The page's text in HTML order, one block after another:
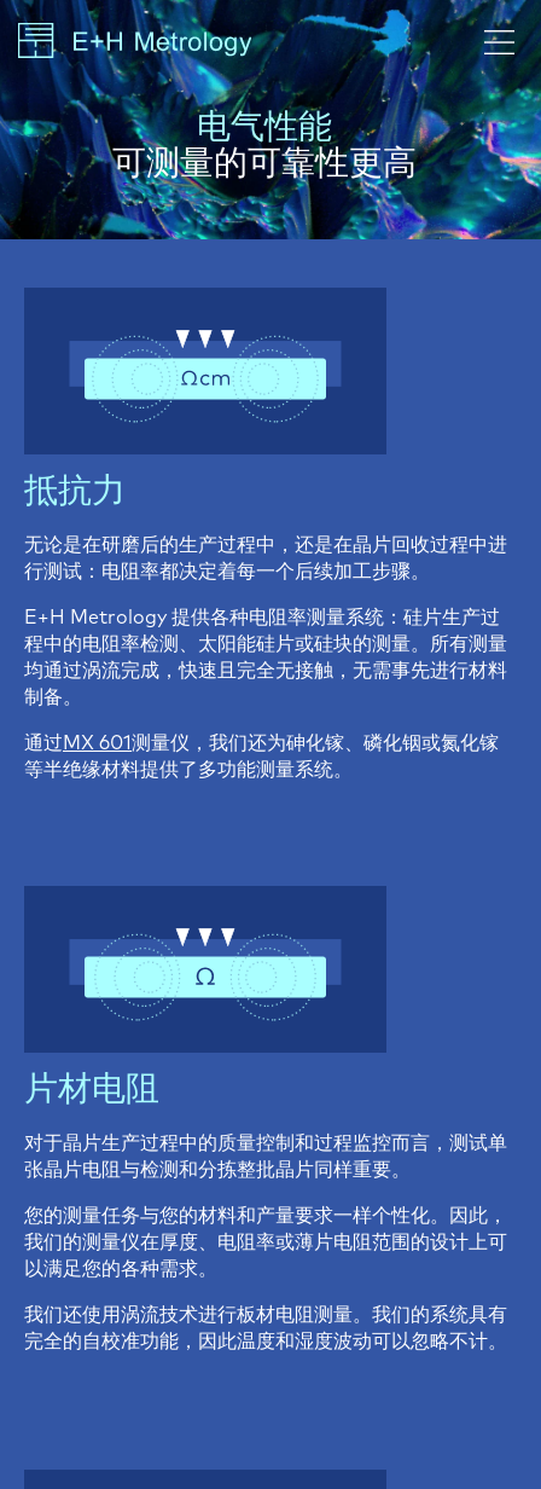
电气性能
可测量的可靠性更高
抵抗力
无论是在研磨后的生产过程中，还是在晶片回收过程中进
行测试：电阻率都决定着每一个后续加工步骤。
E+H Metrology 提供各种电阻率测量系统：硅片生产过
程中的电阻率检测、太阳能硅片或硅块的测量。所有测量
均通过涡流完成，快速且完全无接触，无需事先进行材料
制备。
通过MX 601测量仪，我们还为砷化镓、磷化铟或氮化镓
等半绝缘材料提供了多功能测量系统。
片材电阻
对于晶片生产过程中的质量控制和过程监控而言，测试单
张晶片电阻与检测和分拣整批晶片同样重要。
您的测量任务与您的材料和产量要求一样个性化。因此，
我们的测量仪在厚度、电阻率或薄片电阻范围的设计上可
以满足您的各种需求。
我们还使用涡流技术进行板材电阻测量。我们的系统具有
完全的自校准功能，因此温度和湿度波动可以忽略不计。